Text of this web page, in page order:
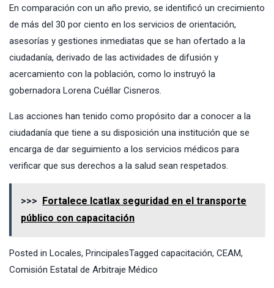
En comparación con un año previo, se identificó un crecimiento
de más del 30 por ciento en los servicios de orientación,
asesorías y gestiones inmediatas que se han ofertado a la
ciudadanía, derivado de las actividades de difusión y
acercamiento con la población, como lo instruyó la
gobernadora Lorena Cuéllar Cisneros.
Las acciones han tenido como propósito dar a conocer a la
ciudadanía que tiene a su disposición una institución que se
encarga de dar seguimiento a los servicios médicos para
verificar que sus derechos a la salud sean respetados.
>>> Fortalece Icatlax seguridad en el transporte
público con capacitación
Posted in Locales, PrincipalesTagged capacitación, CEAM,
Comisión Estatal de Arbitraje Médico